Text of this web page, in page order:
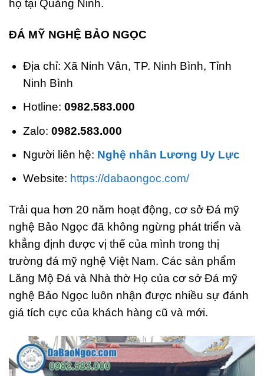
họ tại Quảng Ninh.
ĐÁ MỸ NGHỆ BẢO NGỌC
Địa chỉ: Xã Ninh Vân, TP. Ninh Bình, Tỉnh
Ninh Bình
Hotline:0982.583.000
Zalo:0982.583.000
Người liên hệ: Nghệ nhân Lương Uy Lực
Website: https://dabaongoc.com/
Trải qua hơn 20 năm hoạt động, cơ sở Đá mỹ
nghệ Bảo Ngọc đã không ngừng phát triển và
khẳng định được vị thế của mình trong thị
trường đá mỹ nghệ Việt Nam. Các sản phẩm
Lăng Mộ Đá và Nhà thờ Họ của cơ sở Đá mỹ
nghệ Bảo Ngọc luôn nhận được nhiều sự đánh
giá tích cực của khách hàng cũ và mới.